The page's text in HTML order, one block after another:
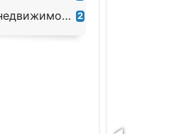
Коммерческая недвижимость 2